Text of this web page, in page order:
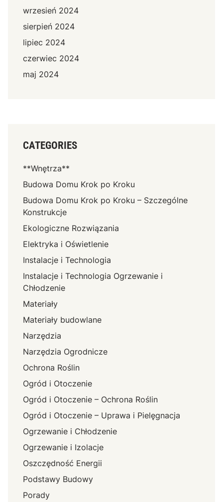
wrzesień 2024
sierpień 2024
lipiec 2024
czerwiec 2024
maj 2024
CATEGORIES
**Wnętrza**
Budowa Domu Krok po Kroku
Budowa Domu Krok po Kroku – Szczególne
Konstrukcje
Ekologiczne Rozwiązania
Elektryka i Oświetlenie
Instalacje i Technologia
Instalacje i Technologia Ogrzewanie i
Chłodzenie
Materiały
Materiały budowlane
Narzędzia
Narzędzia Ogrodnicze
Ochrona Roślin
Ogród i Otoczenie
Ogród i Otoczenie – Ochrona Roślin
Ogród i Otoczenie – Uprawa i Pielęgnacja
Ogrzewanie i Chłodzenie
Ogrzewanie i Izolacje
Oszczędność Energii
Podstawy Budowy
Porady